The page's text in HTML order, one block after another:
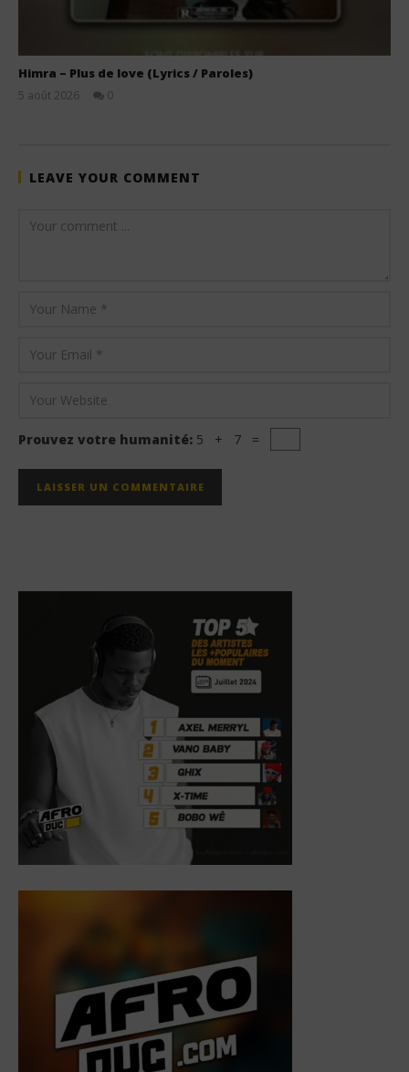
Himra – Plus de love (Lyrics / Paroles)
5 août 2026
0
LEAVE YOUR COMMENT
Prouvez votre humanité: 5 + 7 =